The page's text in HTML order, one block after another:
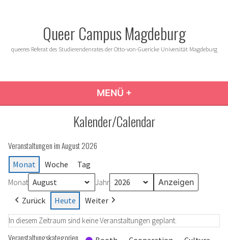
Queer Campus Magdeburg
queeres Referat des Studierendenrates der Otto-von-Guericke Universität Magdeburg
MENÜ +
Kalender/Calendar
Veranstaltungen im August 2026
Monat Woche Tag
Monat Jahr
Zurück Heute Weiter
In diesem Zeitraum sind keine Veranstaltungen geplant.
Veranstaltungskategorien